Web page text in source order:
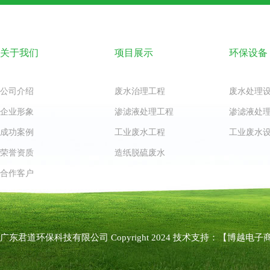
关于我们
公司介绍
企业形象
成功案例
荣誉资质
合作客户
项目展示
废水治理工程
渗滤液处理工程
工业废水工程
造纸脱硫废水
环保设备
废水处理
渗滤液处
工业废水
广东君道环保科技有限公司 Copyright 2024 技术支持：【博越电子